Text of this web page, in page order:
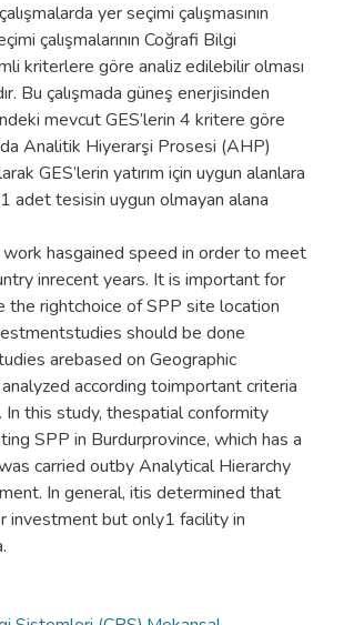
yer seçimi çalışmasının
çalışmalarının Coğrafi Bilgi
kriterlere göre analiz edilebilir olması
Bu çalışmada güneş enerjisinden
mevcut GES’lerin 4 kritere göre
Analitik Hiyerarşi Prosesi (AHP)
GES’lerin yatırım için uygun alanlara
1 adet tesisin uygun olmayan alana
hasgained speed in order to meet
inrecent years. It is important for
rightchoice of SPP site location
should be done
arebased on Geographic
according toimportant criteria
In this study, thespatial conformity
SPP in Burdurprovince, which has a
carried outby Analytical Hierarchy
In general, itis determined that
investment but only1 facility in